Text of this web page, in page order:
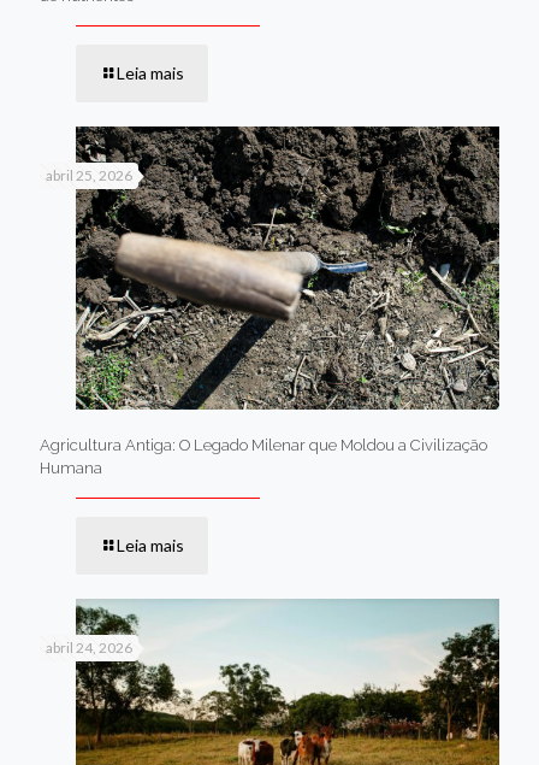
Leia mais
abril 25, 2026
Agricultura Antiga: O Legado Milenar que Moldou a Civilização
Humana
Leia mais
abril 24, 2026